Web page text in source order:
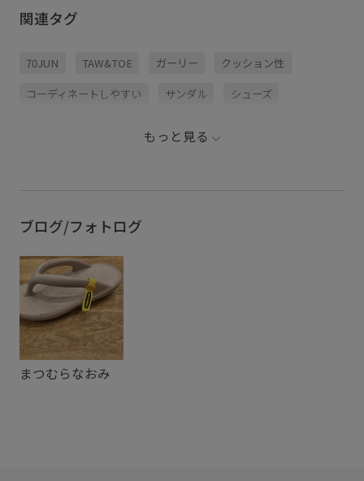
関連タグ
70JUN TAW&TOE ガーリー クッション性
コーディネートしやすい サンダル シューズ
もっと見る
ブログ/フォトログ
まつむらなおみ